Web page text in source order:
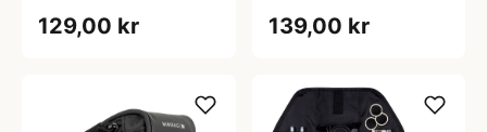
129,00 kr 139,00 kr